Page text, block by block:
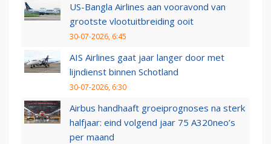
US-Bangla Airlines aan vooravond van
grootste vlootuitbreiding ooit
30-07-2026, 6:45
AIS Airlines gaat jaar langer door met
lijndienst binnen Schotland
30-07-2026, 6:30
Airbus handhaaft groeiprognoses na sterk
halfjaar: eind volgend jaar 75 A320neo’s
per maand